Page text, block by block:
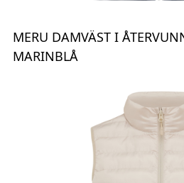
MERU DAMVÄST I
MARINBLÅ